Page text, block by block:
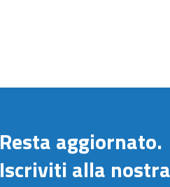
Resta aggiornato.
Iscriviti alla